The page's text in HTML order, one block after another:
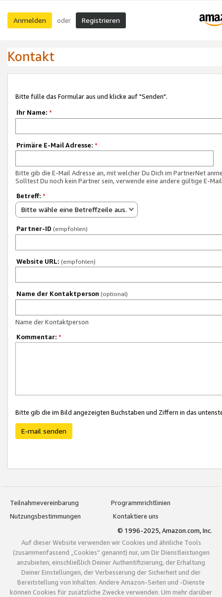
Anmelden oder Registrieren
Kontakt
Bitte fülle das Formular aus und klicke auf "Senden".
Ihr Name: *
Primäre E-Mail Adresse: *
Bitte gib die E-Mail Adresse an, mit welcher Du Dich im PartnerNet
Solltest Du noch kein Partner sein, verwende eine andere gültige E-
Betreff: *
Bitte wähle eine Betreffzeile aus.
Partner-ID (empfohlen)
Website URL: (empfohlen)
Name der Kontaktperson (optional)
Name der Kontaktperson
Kommentar: *
Bitte gib die im Bild angezeigten Buchstaben und Ziffern in das
E-mail senden
Teilnahmevereinbarung
Programmrichtlinien
Nutzungsbestimmungen
Kontaktiere uns
© 1996-2025, Amazon.com, Inc.
Auf dieser Website verwenden wir Cookies und ähnliche Tools
(zusammenfassend „Cookies“ genannt) nur, um Dir Dienstleistungen
anzubieten, einschließlich Deiner Authentifizierung, der Erhaltung
Deiner Einstellungen, der Verbesserung der Sicherheit und der
Bereitstellung von Inhalten. Andere Amazon-Seiten und -Dienste
können Cookies für zusätzliche Zwecke verwenden. Um mehr darüber